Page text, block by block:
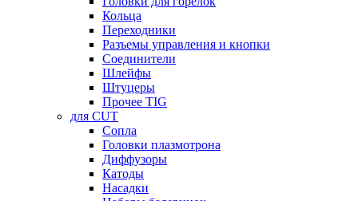
Кольца
Переходники
Разъемы управления и кнопки
Соединители
Шлейфы
Штуцеры
Прочее TIG
для CUT
Сопла
Головки плазмотрона
Диффузоры
Катоды
Насадки